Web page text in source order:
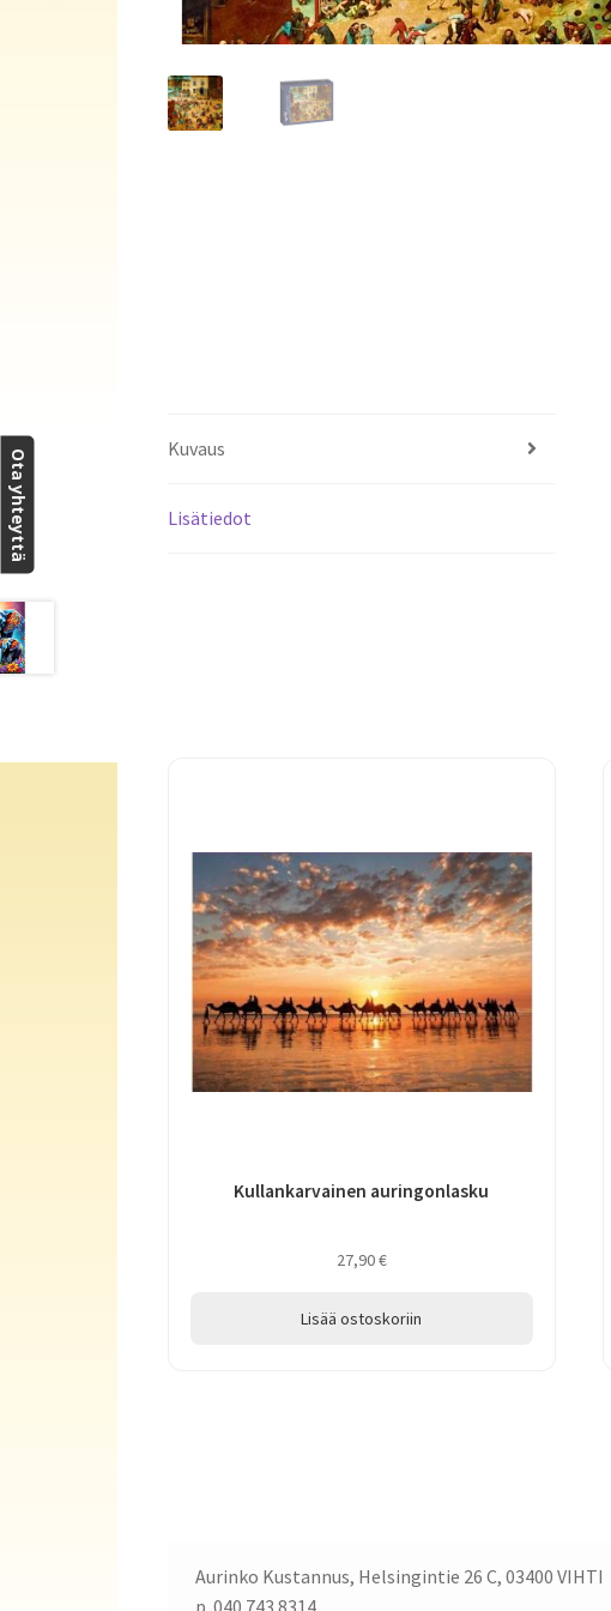
Kuvaus
Lisätiedot
Kullankarvainen auringonlasku
27,90€
Lisää ostoskoriin
Aurinko Kustannus, Helsingintie 26 C, 03400 VIHTI
p. 040 743 8314
Ota yhteyttä